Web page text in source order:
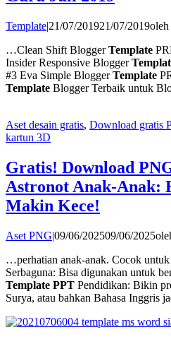
Template|21/07/201921/07/2019oleh
…Clean Shift BloggerTemplate
Insider Responsive Blogger
#3 Eva Simple BloggerTemplate
Template Blogger Terbaik untuk
Aset desain gratis, Download gratis
kartun 3D
Gratis! Download
Astronot Anak-Anak:
Makin Kece!
Aset PNG|09/06/202509/06/2025
…perhatian anak-anak. Cocok untuk
Serbaguna: Bisa digunakan untuk
Template PPT Pendidikan: Bikin
Surya, atau bahkan Bahasa Inggris